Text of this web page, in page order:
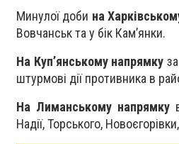
Минулої доби на
Вовчанськ та у бік Кам’янки.
На Куп’янському напрямку
штурмові дії противника в
На Лиманському напрямку
Надії, Торського,